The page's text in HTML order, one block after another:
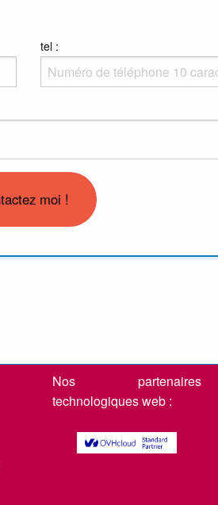
tel :
Nos partenaires
technologiques web :